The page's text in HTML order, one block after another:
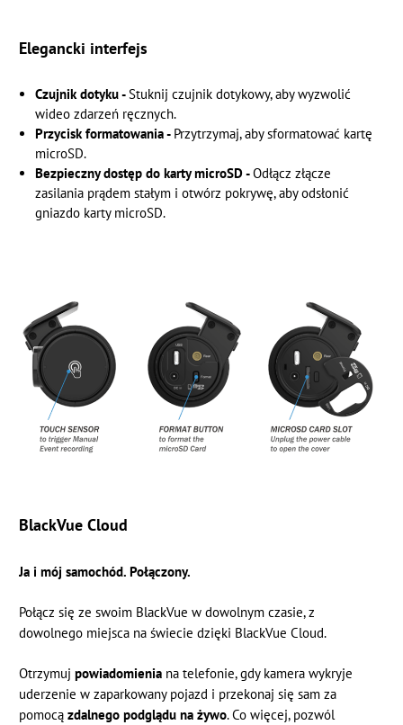
Elegancki interfejs
Czujnik dotyku -Stuknij czujnik dotykowy, aby wyzwolić
wideo zdarzeń ręcznych.
Przycisk formatowania - Przytrzymaj, aby sformatować kartę
microSD.
Bezpieczny dostęp do karty microSD -Odłącz złącze
zasilania prądem stałym i otwórz pokrywę, aby odsłonić
gniazdo karty microSD.
BlackVue Cloud
Ja i mój samochód. Połączony.
Połącz się ze swoim BlackVue w dowolnym czasie, z
dowolnego miejsca na świecie dzięki BlackVue Cloud.
Otrzymujpowiadomienia na telefonie, gdy kamera wykryje
uderzenie w zaparkowany pojazd i przekonaj się sam za
pomocązdalnego podglądu na żywo. Co więcej, pozwól